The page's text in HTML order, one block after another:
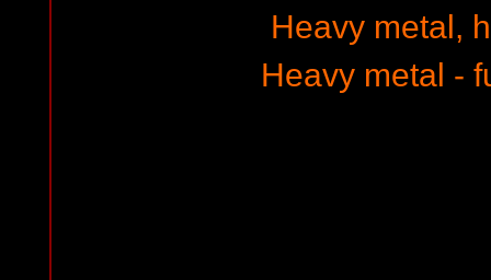
Heavy metal,
Heavy metal -